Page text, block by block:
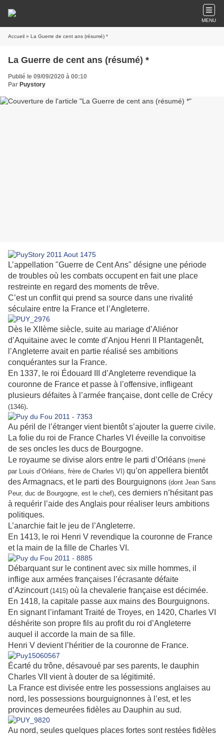
MENU
Accueil » La Guerre de cent ans (résumé) *
La Guerre de cent ans (résumé) *
Publié le 09/09/2020 à 00:10
Par Puystory
L’appellation "Guerre de Cent Ans" désigne une période
de troubles où les combats occupent en fait une place
restreinte en regard des moments de trêve.
C’est un conflit qui prend sa source dans une rivalité
séculaire entre la France et l’Angleterre.
Dès le XIIème siècle, suite au mariage d’Aliénor
d’Aquitaine avec le comte d’Anjou Henri II Plantagenêt,
l’Angleterre avait en partie réalisé ses ambitions
conquérantes sur la France.
En 1337, le roi Édouard III d’Angleterre revendique la
couronne de France et passe à l’offensive, infligeant
plusieurs défaites à l’armée française, dont celle de Crécy
(1346).
Au péril de l’étranger vient bientôt s’ajouter la guerre civile.
La folie du roi de France Charles VI éveille la convoitise
de ses oncles les ducs de Bourgogne.
Le royaume se divise alors entre le parti d’Orléans (mené
par Louis d’Orléans, frère de Charles VI) qu’on appellera bientôt
des Armagnacs, et le parti des Bourguignons (dont Jean Sans
Peur, duc de Bourgogne, est le chef), ces derniers n’hésitant pas
à requérir l’aide des Anglais pour réaliser leurs ambitions
politiques.
L’anarchie fait le jeu de l’Angleterre.
En 1413, le roi Henri V revendique la couronne de France
et la main de la fille de Charles VI.
Débarquant sur le continent avec six mille hommes, il
inflige aux armées françaises l’écrasante défaite
d’Azincourt (1415) où la chevalerie française est décimée.
En 1418, la capitale passe aux mains des Bourguignons.
En signant l’infamant Traité de Troyes, en 1420, Charles VI
déshérite son propre fils au profit du roi d’Angleterre
auquel il accorde la main de sa fille.
Henri V devient l’héritier de la couronne de France.
Écarté du trône, désavoué par ses parents, le dauphin
Charles VII vient à douter de sa légitimité.
La France est divisée entre les possessions anglaises au
nord, les possessions bourguignonnes à l’est, et les
provinces demeurées fidèles au Dauphin au sud.
Au nord, seules quelques places fortes sont restées fidèles